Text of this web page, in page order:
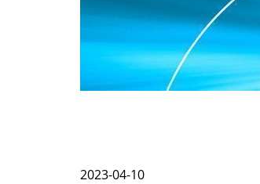
2023-04-10